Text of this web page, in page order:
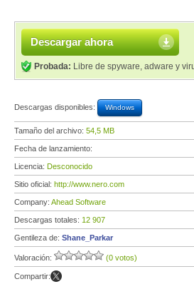
Descargar ahora
Probada: Libre de spyware, adware y
Descargas disponibles: Windows
Tamaño del archivo: 54,5 MB
Fecha de lanzamiento:
Licencia: Desconocido
Sitio oficial: http://www.nero.com
Company: Ahead Software
Descargas totales: 12 907
Gentileza de: Shane_Parkar
Valoración: (0 votos)
Compartir: